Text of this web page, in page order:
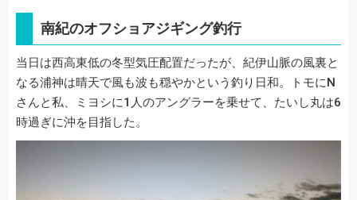
南紀のオフショアジギング釣行
当日は西高東低の冬型気圧配置だったが、紀伊山脈の風裏と
なる浦神は晴天で風も波も穏やかという釣り日和。トモにN
さんと私、ミヨシに1人のアングラーを乗せて、たいし丸は6
時過ぎに沖を目指した。